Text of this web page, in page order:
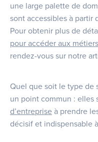
une large palette de
sont accessibles à partir
Pour obtenir plus de
pour accéder aux
rendez-vous sur notre
Quel que soit le type de
un point commun : elles
d’entreprise à prendre
décisif et indispensable